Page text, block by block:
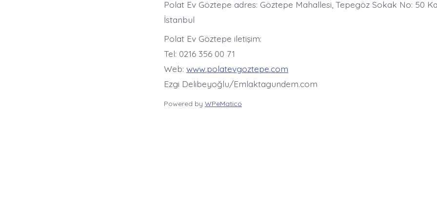
Polat Ev Göztepe adres: Göztepe Mahallesi, Tepegöz Sokak No: 50
İstanbul
Polat Ev Göztepe iletişim:
Tel: 0216 356 00 71
Web: www.polatevgoztepe.com
Ezgi Delibeyoğlu/Emlaktagundem.com
Powered by WPeMatico